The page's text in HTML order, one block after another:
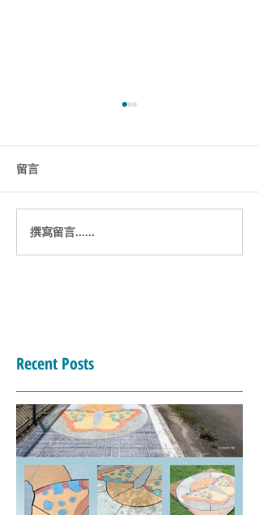
三惠電子週報 / 2024 Vol.11
留言
撰寫留言......
Recent Posts